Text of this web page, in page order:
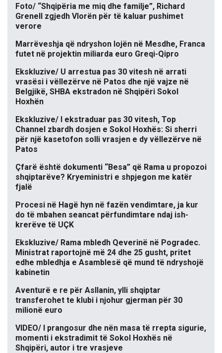
Foto/ “Shqipëria me miq dhe familje”, Richard
Grenell zgjedh Vlorën për të kaluar pushimet
verore
Marrëveshja që ndryshon lojën në Mesdhe, Franca
futet në projektin miliarda euro Greqi-Qipro
Ekskluzive/ U arrestua pas 30 vitesh në arrati
vrasësi i vëllezërve në Patos dhe një vajze në
Belgjikë, SHBA ekstradon në Shqipëri Sokol
Hoxhën
Ekskluzive/ I ekstraduar pas 30 vitesh, Top
Channel zbardh dosjen e Sokol Hoxhës: Si sherri
për një kasetofon solli vrasjen e dy vëllezërve në
Patos
Çfarë është dokumenti “Besa” që Rama u propozoi
shqiptarëve? Kryeministri e shpjegon me katër
fjalë
Procesi në Hagë hyn në fazën vendimtare, ja kur
do të mbahen seancat përfundimtare ndaj ish-
krerëve të UÇK
Ekskluzive/ Rama mbledh Qeverinë në Pogradec.
Ministrat raportojnë më 24 dhe 25 gusht, pritet
edhe mbledhja e Asamblesë që mund të ndryshojë
kabinetin
Aventurë e re për Asllanin, ylli shqiptar
transferohet te klubi i njohur gjerman për 30
milionë euro
VIDEO/ I prangosur dhe nën masa të rrepta sigurie,
momenti i ekstradimit të Sokol Hoxhës në
Shqipëri, autor i tre vrasjeve